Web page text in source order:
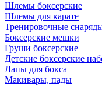
Шлемы боксерские
Шлемы для карате
Тренировочные
Боксерские мешки
Груши боксерские
Детские боксерские
Лапы для бокса
Макивары, пады